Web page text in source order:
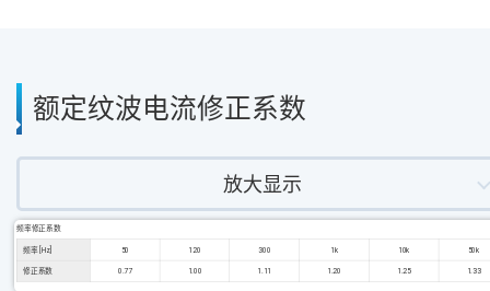
额定纹波电流修正系数
放大显示
频率修正系数
频率 [Hz] 50 120 300 1k 10k 50k
修正系数 0.77 1.00 1.11 1.20 1.25 1.33